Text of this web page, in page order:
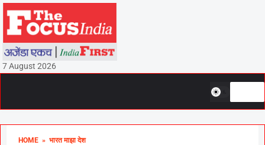
7 August 2026
HOME » भारत माझा देश